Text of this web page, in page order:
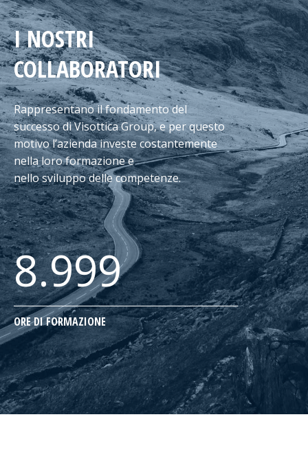
I NOSTRI
COLLABORATORI
Rappresentano il fondamento del
successo di Visottica Group, e per questo
motivo l’azienda investe costantemente
nella loro formazione e
nello sviluppo delle competenze.
8.999
ORE DI FORMAZIONE